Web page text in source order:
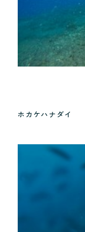
ホカケハナダイ